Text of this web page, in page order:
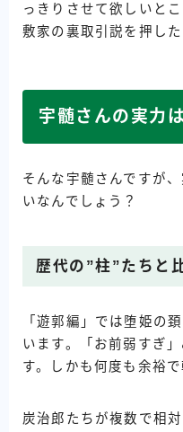
っきりさせて欲しいと
敷家の裏取引説を押した
宇髄さんの実力
そんな宇髄さんですが
いなんでしょう？
歴代の”柱”たちと
「遊郭編」では堕姫の
います。「お前弱すぎ
す。しかも何度も余裕で
炭治郎たちが複数で相